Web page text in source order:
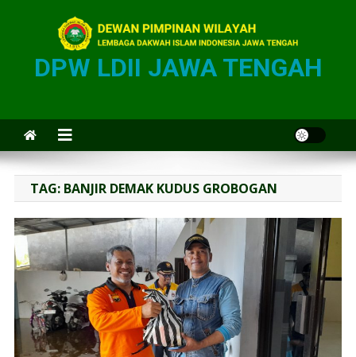
DPW LDII JAWA TENGAH
TAG: BANJIR DEMAK KUDUS GROBOGAN